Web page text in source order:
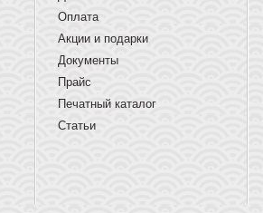
Оплата
Акции и подарки
Документы
Прайс
Печатный каталог
Статьи